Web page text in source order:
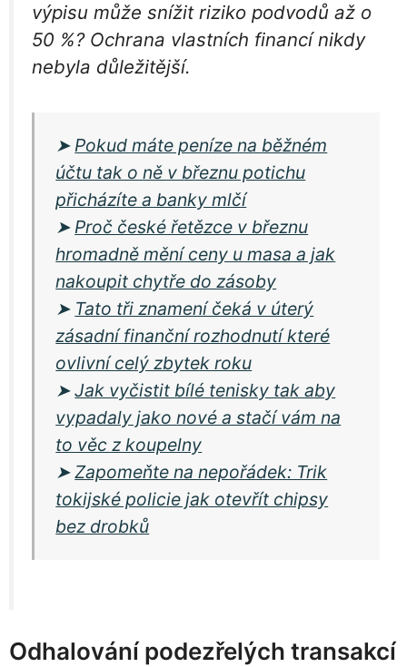
výpisu může snížit riziko podvodů až o
50 %? Ochrana vlastních financí nikdy
nebyla důležitější.
➤Pokud máte peníze na běžném
účtu tak o ně v březnu potichu
přicházíte a banky mlčí
➤Proč české řetězce v březnu
hromadně mění ceny u masa a jak
nakoupit chytře do zásoby
➤ Tato tři znamení čeká v úterý
zásadní finanční rozhodnutí které
ovlivní celý zbytek roku
➤Jak vyčistit bílé tenisky tak aby
vypadaly jako nové a stačí vám na
to věc z koupelny
➤Zapomeňte na nepořádek: Trik
tokijské policie jak otevřít chipsy
bez drobků
Odhalování podezřelých transakcí